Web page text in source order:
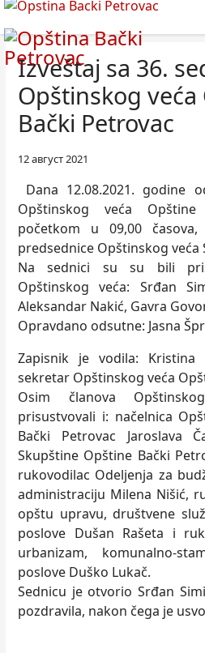
Izveštaj sa 36.
Opštinskog veća
Bački Petrovac
12 август 2021
Dana 12.08.2021. godine
Opštinskog veća
početkom u 09,00
predsednice Opštinskog veća
Na sednici su su bili
Opštinskog veća: Srđan
Aleksandar Nakić, Gavra
Opravdano odsutne: Jasna
Zapisnik je vodila: Kristina
sekretar Opštinskog veća
Osim članova
prisustvovali i: načelnica
Bački Petrovac Jaroslava
Skupštine Opštine Bački
rukovodilac Odelјenja za
administraciju Milena Nišić,
opštu upravu, društvene
poslove Dušan Rašeta i
urbanizam, komunalno-
poslove Duško Lukač.
Sednicu je otvorio Srđan
pozdravila, nakon čega je